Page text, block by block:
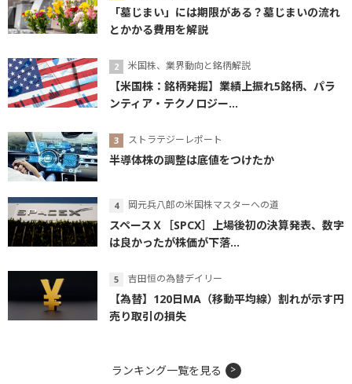
「墓じまい」には期限がある？墓じまいの流れ
とかかる費用を解説
米国株、業界動向と銘柄解説
【米国株：銘柄発掘】業績上振れ5銘柄、パラ
ンティア・テクノロジー...
ストラテジーレポート
半導体株の調整は底値をつけたか
岡元兵八郎の米国株マスターへの道
スペースＸ［SPCX］上場後初の決算発表、数字
は良かったが株価が下落...
吉田恒の為替デイリー
【為替】120日MA（移動平均線）割れが示す円
売り取引の損失
ランキング一覧を見る